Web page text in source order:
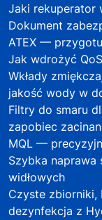
Jaki rekuperator
Dokument
ATEX —
Jak wdrożyć QoS
Wkłady
jakość wody w
Filtry do smaru
zapobiec
MQL —
Szybka
widłowych
Czyste
dezynfekcja z